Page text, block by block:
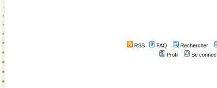
RSS FAQ
Rechercher
Profil
Se